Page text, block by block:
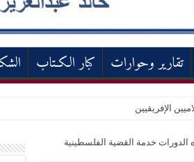
تقارير وحوارات كبار الكـتاب
الإفريقيين
خدمة القضية الفلسطينية